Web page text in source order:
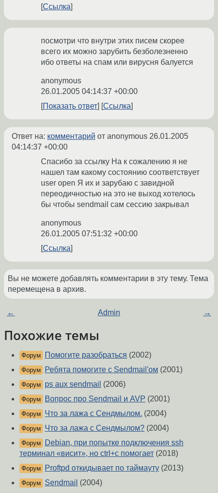
Ссылка
посмотри что внутри этих писем скорее
всего их можно зарубить безболезненно
ибо ответы на спам или вирусня балуется
anonymous
26.01.2005 04:14:37 +00:00
Показать ответ
Ссылка
Ответ на: комментарий от anonymous 26.01.2005
04:14:37 +00:00
Спасибо за ссылку На к сожалению я не
нашел там какому состоянию соответствует
user open Я их и зарубаю с завидной
переодичностью на это не выход хотелось
бы чтобы sendmail сам сессию закрывал
anonymous
26.01.2005 07:51:32 +00:00
Ссылка
Вы не можете добавлять комментарии в эту тему. Тема
перемещена в архив.
← Admin →
Похожие темы
Форум Помогите разобраться (2002)
Форум Ребята помогите с Sendmail'ом (2001)
Форум ps aux sendmail (2006)
Форум Вопрос про Sendmail и AVP (2001)
Форум Что за лажа с Сендмылом. (2004)
Форум Что за лажа с Сендмылом? (2004)
Форум
Debian, при попытке подключения ssh
терминал «висит», но ctrl+c помогает (2018)
Форум Proftpd откидывает по таймауту (2013)
Форум Sendmail (2004)